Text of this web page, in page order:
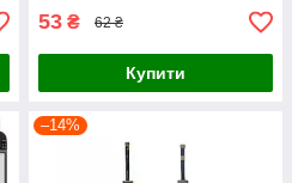
53 ₴ 62 ₴
Купити
–14%